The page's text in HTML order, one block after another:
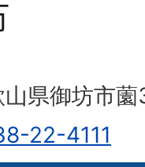
県御坊市薗
22-4111